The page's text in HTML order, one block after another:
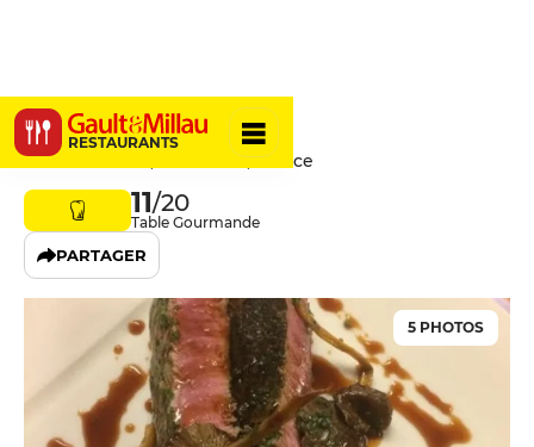
RESTAURANTS
Le Villaret
13 Rue Ternaux, 75011 Paris, France
11/20
Table Gourmande
PARTAGER
5 PHOTOS